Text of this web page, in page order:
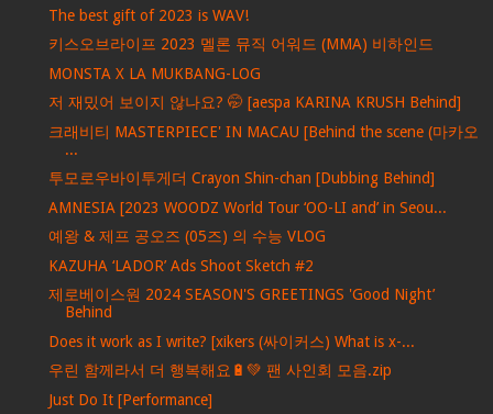
The best gift of 2023 is WAV!
키스오브라이프 2023 멜론 뮤직 어워드 (MMA) 비하인드
MONSTA X LA MUKBANG-LOG
저 재밌어 보이지 않나요? 🤭 [aespa KARINA KRUSH Behind]
크래비티 MASTERPIECE' IN MACAU [Behind the scene (마카오
...
투모로우바이투게더 Crayon Shin-chan [Dubbing Behind]
AMNESIA [2023 WOODZ World Tour ‘OO-LI and’ in Seou...
예왕 & 제프 공오즈 (05즈) 의 수능 VLOG
KAZUHA ‘LADOR’ Ads Shoot Sketch #2
제로베이스원 2024 SEASON'S GREETINGS 'Good Night’
Behind
Does it work as I write? [xikers (싸이커스) What is x-...
우린 함께라서 더 행복해요🔋💚 팬 사인회 모음.zip
Just Do It [Performance]